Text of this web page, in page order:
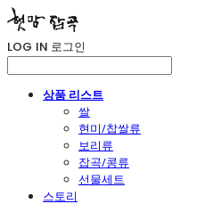
LOG IN 로그인
상품 리스트
쌀
현미/찹쌀류
보리류
잡곡/콩류
선물세트
스토리